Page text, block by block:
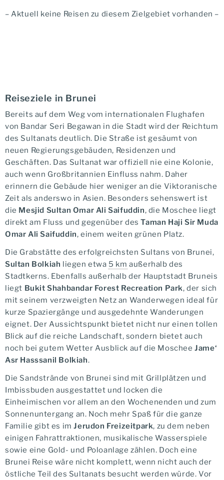
– Aktuell keine Reisen zu diesem Zielgebiet vorhanden –
Reiseziele in Brunei
Bereits auf dem Weg vom internationalen Flughafen
von Bandar Seri Begawan in die Stadt wird der Reichtum
des Sultanats deutlich. Die Straße ist gesäumt von
neuen Regierungsgebäuden, Residenzen und
Geschäften. Das Sultanat war offiziell nie eine Kolonie,
auch wenn Großbritannien Einfluss nahm. Daher
erinnern die Gebäude hier weniger an die Viktoranische
Zeit als anderswo in Asien. Besonders sehenswert ist
die Mesjid Sultan Omar Ali Saifuddin, die Moschee liegt
direkt am Fluss und gegenüber desTaman Haji Sir Muda
Omar Ali Saifuddin, einem weiten grünen Platz.
Die Grabstätte des erfolgreichsten Sultans von Brunei,
Sultan Bolkiah liegen etwa 5 km außerhalb des
Stadtkerns. Ebenfalls außerhalb der Hauptstadt Bruneis
liegt Bukit Shahbandar Forest Recreation Park, der sich
mit seinem verzweigten Netz an Wanderwegen ideal für
kurze Spaziergänge und ausgedehnte Wanderungen
eignet. Der Aussichtspunkt bietet nicht nur einen tollen
Blick auf die reiche Landschaft, sondern bietet auch
noch bei gutem Wetter Ausblick auf die MoscheeJame‘
Asr Hasssanil Bolkiah.
Die Sandstrände von Brunei sind mit Grillplätzen und
Imbissbuden ausgestattet und locken die
Einheimischen vor allem an den Wochenenden und zum
Sonnenuntergang an. Noch mehr Spaß für die ganze
Familie gibt es imJerudon Freizeitpark, zu dem neben
einigen Fahrattraktionen, musikalische Wasserspiele
sowie eine Gold- und Poloanlage zählen. Doch eine
Brunei Reise wäre nicht komplett, wenn nicht auch der
östliche Teil des Sultanats besucht werden würde. Vor